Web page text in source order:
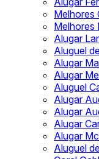
Melhores
Melhores
Alugar
Aluguel
Alugar
Alugar
Aluguel
Alugar
Alugar
Alugar
Alugar
Aluguel